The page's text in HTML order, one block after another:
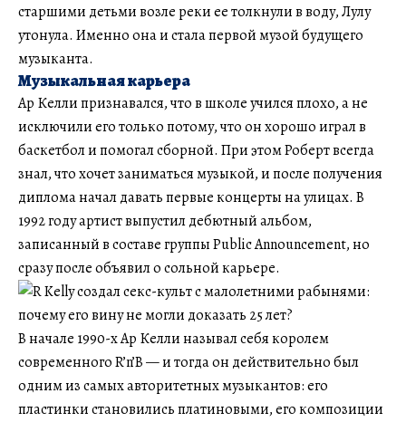
старшими детьми возле реки ее толкнули в воду, Лулу
утонула. Именно она и стала первой музой будущего
музыканта.
Музыкальная карьера
Ар Келли признавался, что в школе учился плохо, а не
исключили его только потому, что он хорошо играл в
баскетбол и помогал сборной. При этом Роберт всегда
знал, что хочет заниматься музыкой, и после получения
диплома начал давать первые концерты на улицах. В
1992 году артист выпустил дебютный альбом,
записанный в составе группы Public Announcement, но
сразу после объявил о сольной карьере.
В начале 1990-х Ар Келли называл себя королем
современного R’n’B — и тогда он действительно был
одним из самых авторитетных музыкантов: его
пластинки становились платиновыми, его композиции